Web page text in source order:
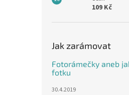
109 Kč
Jak zarámovat
Fotorámečky aneb
fotku
30.4.2019